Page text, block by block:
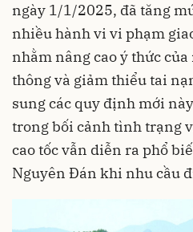
ngày 1/1/2025, đã tăng
nhiều hành vi vi phạm
nhằm nâng cao ý thức
thông và giảm thiểu tai
sung các quy định mới
trong bối cảnh tình trạng
cao tốc vẫn diễn ra phổ
Nguyên Đán khi nhu cầu